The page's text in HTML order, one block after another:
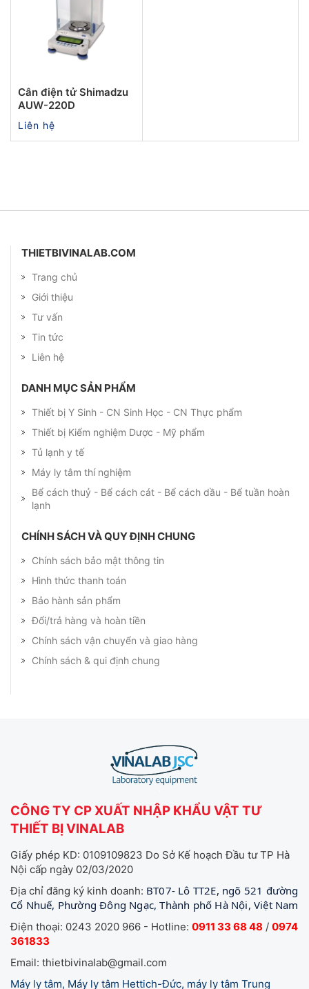
Cân điện tử Shimadzu
AUW-220D
Liên hệ
THIETBIVINALAB.COM
Trang chủ
Giới thiệu
Tư vấn
Tin tức
Liên hệ
DANH MỤC SẢN PHẨM
Thiết bị Y Sinh - CN Sinh Học - CN Thực phẩm
Thiết bị Kiểm nghiệm Dược - Mỹ phẩm
Tủ lạnh y tế
Máy ly tâm thí nghiệm
Bể cách thuỷ - Bể cách cát - Bể cách dầu - Bể tuần hoàn
lạnh
CHÍNH SÁCH VÀ QUY ĐỊNH CHUNG
Chính sách bảo mật thông tin
Hình thức thanh toán
Bảo hành sản phẩm
Đổi/trả hàng và hoàn tiền
Chính sách vận chuyển và giao hàng
Chính sách & qui định chung
CÔNG TY CP XUẤT NHẬP KHẨU VẬT TƯ
THIẾT BỊ VINALAB
Giấy phép KD: 0109109823 Do Sở Kế hoạch Đầu tư TP Hà
Nội cấp ngày 02/03/2020
Địa chỉ đăng ký kinh doanh: BT07- Lô TT2E, ngõ 521 đường
Cổ Nhuế, Phường Đông Ngạc, Thành phố Hà Nội, Việt Nam
Điện thoại: 0243 2020 966 - Hotline: 0911 33 68 48 / 0974
361833
Email: thietbivinalab@gmail.com
Máy ly tâm, Máy ly tâm Hettich-Đức, máy ly tâm Trung